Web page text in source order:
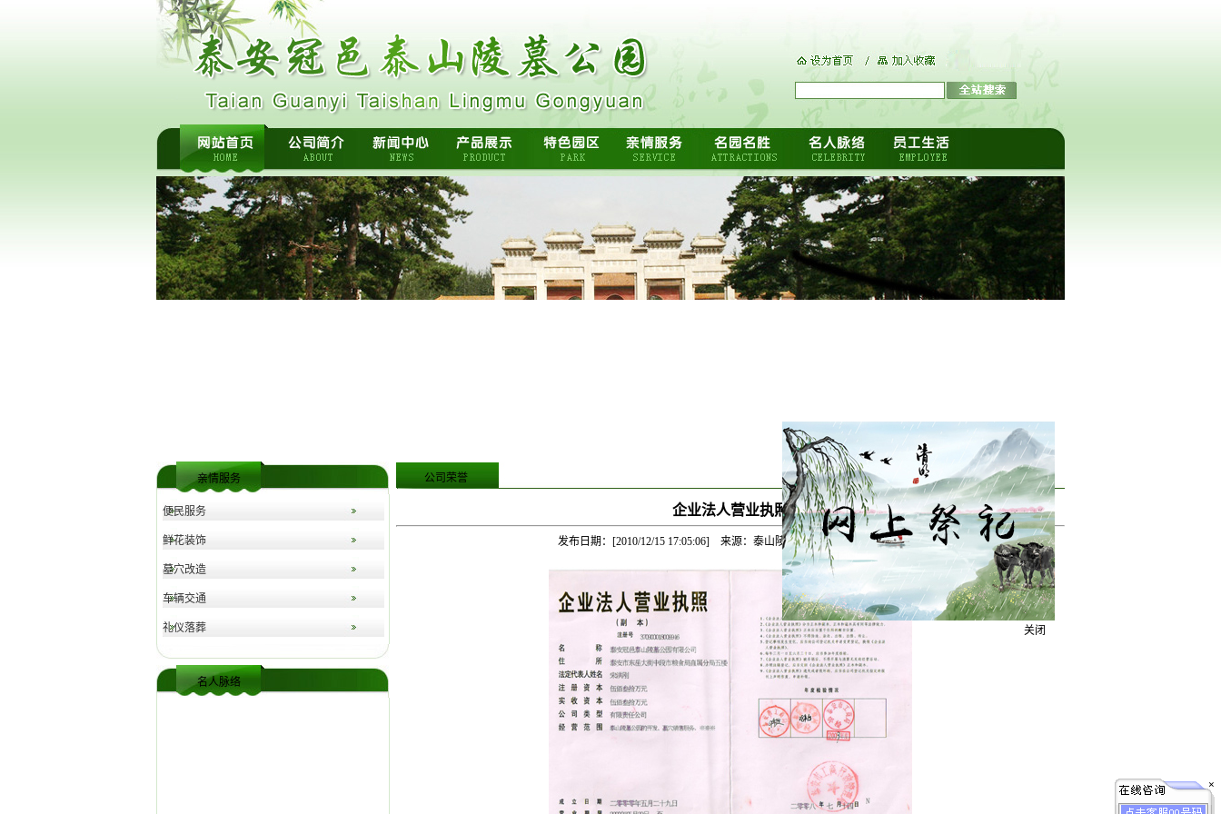
亲情服务
便民服务
鲜花装饰
墓穴改造
车辆交通
礼仪落葬
名人脉络
公司荣誉
企业法人营业执照
发布日期：[2010/12/15 17:05:06] 来源：泰山陵园(泰安冠邑泰山陵公园)
×